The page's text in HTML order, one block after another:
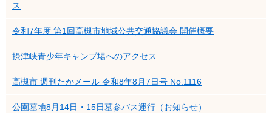
ス
令和7年度 第1回高槻市地域公共交通協議会 開催概要
摂津峡青少年キャンプ場へのアクセス
高槻市 週刊たかメール 令和8年8月7日号 No.1116
公園墓地8月14日・15日墓参バス運行（お知らせ）